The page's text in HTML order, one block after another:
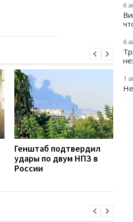
Генштаб подтвердил
удары по двум НПЗ в
России
6
6
1